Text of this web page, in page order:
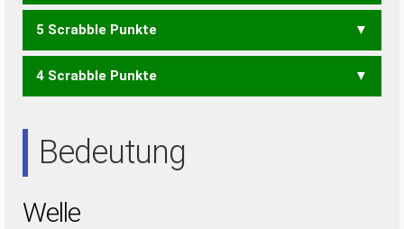
LEW
5 Scrabble Punkte
EWE
4 Scrabble Punkte
Bedeutung
Welle